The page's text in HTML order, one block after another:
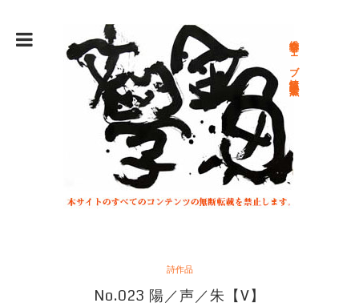
総合文学ウェブ情報誌 文学金魚
詩作品
No.023 陽／声／朱【V】